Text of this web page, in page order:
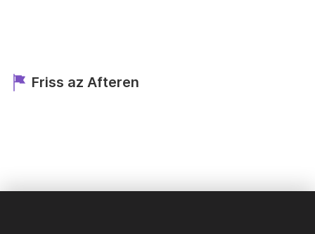
Friss az Afteren